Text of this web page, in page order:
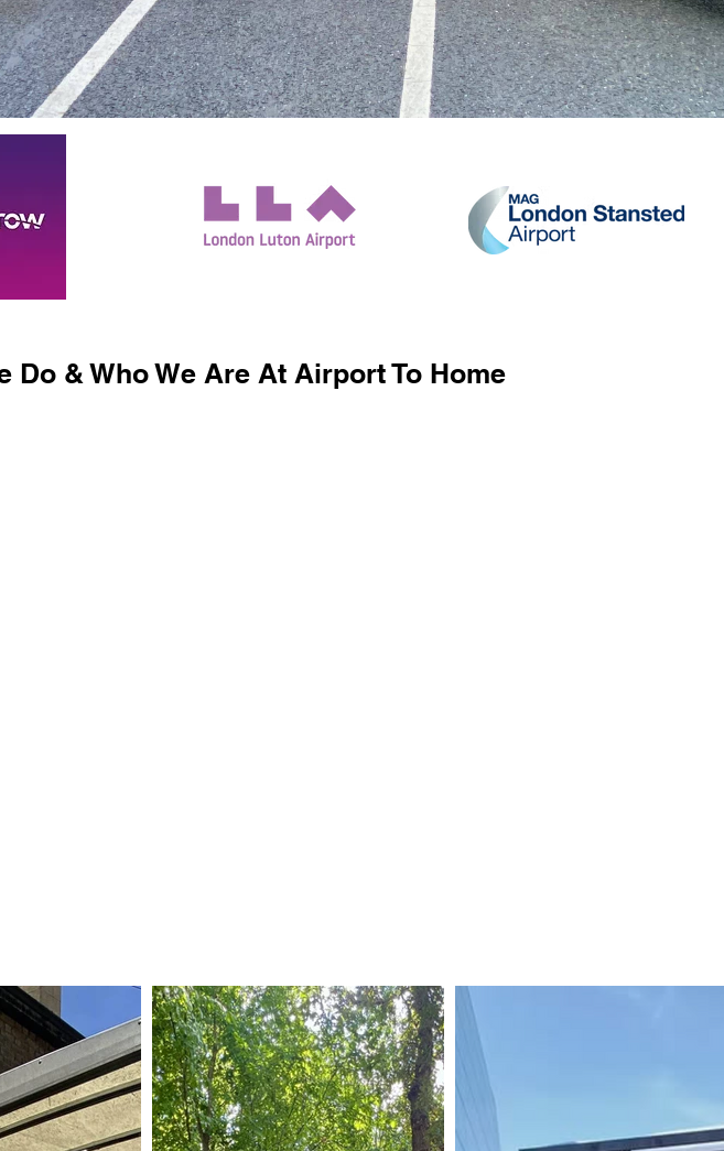
Do & Who We Are At Airport To Home